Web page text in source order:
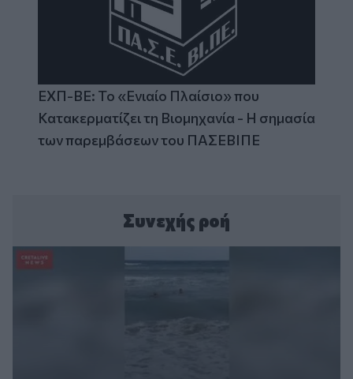
ΕΧΠ-ΒΕ: Το «Ενιαίο Πλαίσιο» που
Κατακερματίζει τη Βιομηχανία - Η σημασία
των παρεμβάσεων του ΠΑΣΕΒΙΠΕ
Συνεχής ροή